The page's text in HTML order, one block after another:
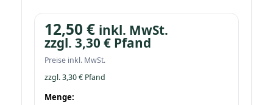
12,50 € inkl. MwSt.
zzgl. 3,30 € Pfand
Preise inkl. MwSt.
zzgl.3,30€ Pfand
Menge: